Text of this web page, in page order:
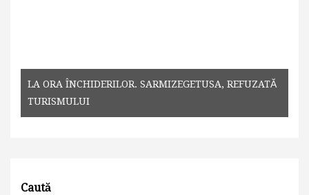
LA ORA ÎNCHIDERILOR. SARMIZEGETUSA, REFUZATĂ
TURISMULUI
Caută